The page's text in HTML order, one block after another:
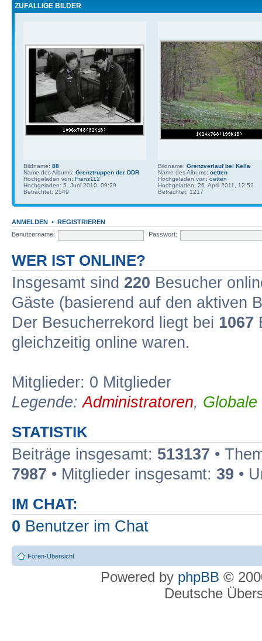
ZUFÄLLIGE BILDER
Bildname: 88
Name des Albums: Grenztruppen der DDR
Hochgeladen von: Franz112
Hochgeladen: 5. Juni 2010, 09:29
Betrachtet: 2549
Bildname: Grenzverlauf bei Kella
Name des Albums: oetten
Hochgeladen von: oetten
Hochgeladen: 26. April 2011, 12:52
Betrachtet: 1217
ANMELDEN • REGISTRIEREN
Benutzername:
Passwort:
WER IST ONLINE?
Insgesamt sind 220 Besucher
Gäste (basierend auf den aktiven
Der Besucherrekord liegt bei 1067
gleichzeitig online waren.
Mitglieder: 0 Mitglieder
Legende:Administratoren,
STATISTIK
Beiträge insgesamt: 513137 •
7987 • Mitglieder insgesamt: 39 •
IM CHAT:
0 Benutzer im Chat
Foren-Übersicht
Powered by phpBB ©
Deutsche